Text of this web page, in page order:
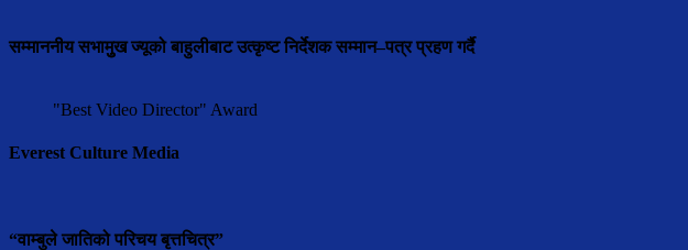
सम्माननीय सभामुुख ज्यूको बाहुलीबाट उत्कृष्ट निर्देशक सम्मान–पत्र प्रहण गर्दै
"Best Video Director" Award
Everest Culture Media
“वाम्बुले जातिको परिचय बृत्तचित्र”